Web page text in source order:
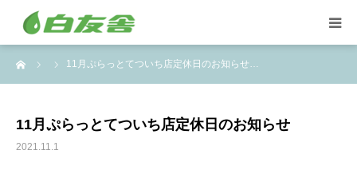
11月ぷらっとてついち店定休日のお知らせ…
11月ぷらっとてついち店定休日のお知らせ
2021.11.1
集配サービス